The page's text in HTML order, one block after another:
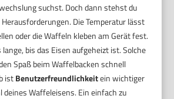
suchst. Doch dann stehst du
Die Temperatur lässt
oder die Waffeln kleben am Gerät fest.
bis das Eisen aufgeheizt ist. Solche
Spaß beim Waffelbacken schnell
istBenutzerfreundlichkeitein wichtiger
deines Waffeleisens. Ein einfach zu